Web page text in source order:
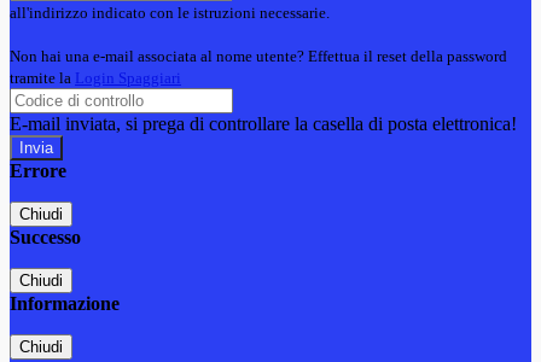
all'indirizzo indicato con le istruzioni necessarie.
Non hai una e-mail associata al nome utente? Effettua il reset della password
tramite la Login Spaggiari
E-mail inviata, si prega di controllare la casella di posta elettronica!
Errore
Chiudi
Successo
Chiudi
Informazione
Chiudi